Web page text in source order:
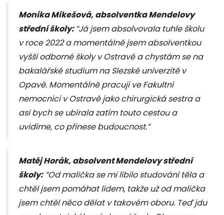
Monika Mikešová, absolventka Mendelovy
střední školy:“Já jsem absolvovala tuhle školu
v roce 2022 a momentálně jsem absolventkou
vyšší odborné školy v Ostravě a chystám se na
bakalářské studium na Slezské univerzitě v
Opavě. Momentálně pracuji ve Fakultní
nemocnici v Ostravě jako chirurgická sestra a
asi bych se ubírala zatím touto cestou a
uvidíme, co přinese budoucnost.”
Matěj Horák, absolvent Mendelovy střední
školy:“Od malička se mi líbilo studování těla a
chtěl jsem pomáhat lidem, takže už od malička
jsem chtěl něco dělat v takovém oboru. Teď jdu